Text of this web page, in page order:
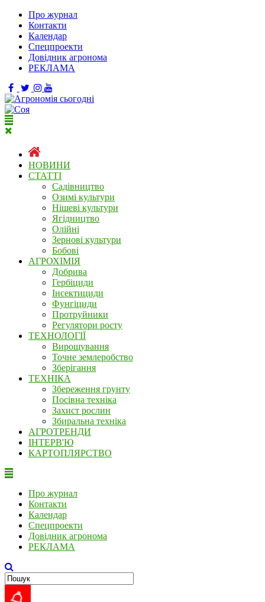
Про журнал
Контакти
Календар
Спецпроекти
Довідник агронома
РЕКЛАМА
НОВИНИ
СТАТТІ
Садівництво
Озимі культури
Нішеві культури
Ягідництво
Олійні
Зернові культури
Бобові
АГРОХІМІЯ
Добрива
Гербіциди
Інсектициди
Фунгіциди
Протруйники
Регулятори росту
ТЕХНОЛОГІЇ
Вирощування
Точне землеробство
Зберігання
ТЕХНІКА
Збереження грунту
Посівна техніка
Захист рослин
Збиральна техніка
АГРОТРЕНДИ
ІНТЕРВ'Ю
КАРТОПЛЯРСТВО
Про журнал
Контакти
Календар
Спецпроекти
Довідник агронома
РЕКЛАМА